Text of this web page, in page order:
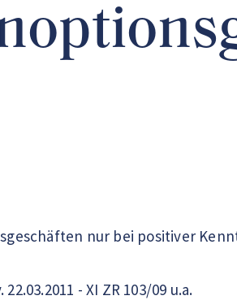
nur bei positiver
- XI ZR 103/09 u.a.